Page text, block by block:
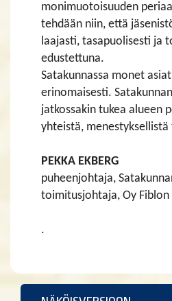
monimuotoisuuden
tehdään niin, että
laajasti, tasapuolisesti ja
edustettuna.
Satakunnassa monet
erinomaisesti.
jatkossakin tukea alueen
yhteistä,
PEKKA EKBERG
puheenjohtaja,
toimitusjohtaja, Oy Fiblon
.